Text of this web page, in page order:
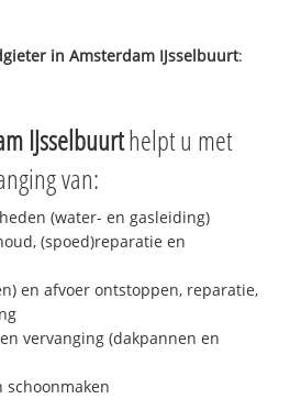
inAmsterdam IJsselbuurt:
IJsselbuurthelpt u met
van:
(water- en gasleiding)
(spoed)reparatie en
en afvoer ontstoppen, reparatie,
vervanging (dakpannen en
schoonmaken